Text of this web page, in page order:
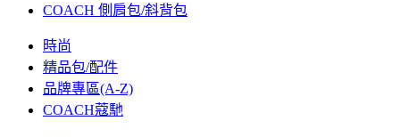
COACH 側肩包/斜背包
時尚
精品包/配件
品牌專區(A-Z)
COACH蔻馳